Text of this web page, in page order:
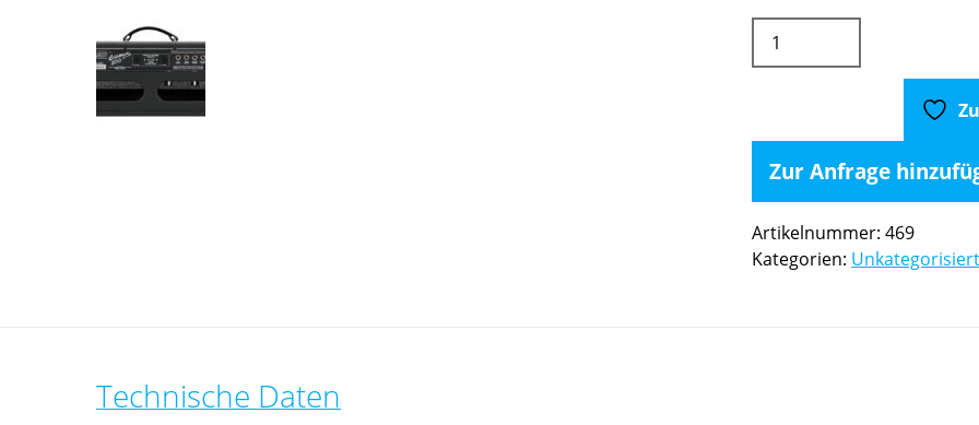
Bassman
Menge
Zur Anfrage
Artikelnummer: 469
Kategorien: Unkategorisiert
Technische Daten